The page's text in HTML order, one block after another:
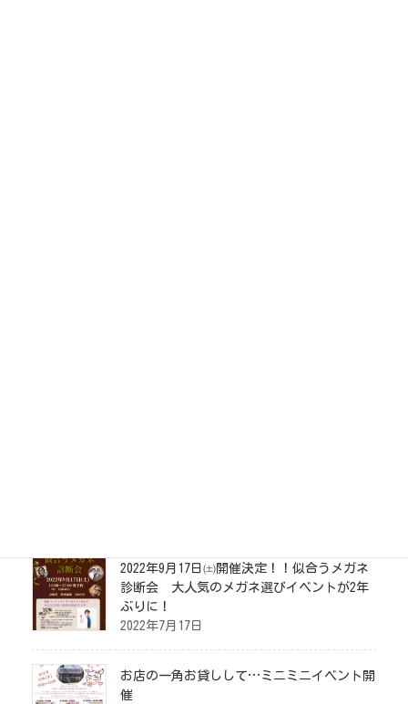
2022年9月17日㈯開催決定！！似合うメガネ
診断会 大人気のメガネ選びイベントが2年
ぶりに！
2022年7月17日
お店の一角お貸しして…ミニミニイベント開
催